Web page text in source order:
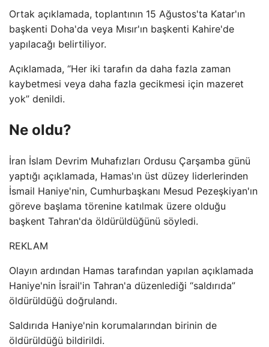
Ortak açıklamada, toplantının 15 Ağustos'ta Katar'ın
başkenti Doha'da veya Mısır'ın başkenti Kahire'de
yapılacağı belirtiliyor.
Açıklamada, “Her iki tarafın da daha fazla zaman
kaybetmesi veya daha fazla gecikmesi için mazeret
yok” denildi.
Ne oldu?
İran İslam Devrim Muhafızları Ordusu Çarşamba günü
yaptığı açıklamada, Hamas'ın üst düzey liderlerinden
İsmail Haniye'nin, Cumhurbaşkanı Mesud Pezeşkiyan'ın
göreve başlama törenine katılmak üzere olduğu
başkent Tahran'da öldürüldüğünü söyledi.
REKLAM
Olayın ardından Hamas tarafından yapılan açıklamada
Haniye'nin İsrail'in Tahran'a düzenlediği “saldırıda”
öldürüldüğü doğrulandı.
Saldırıda Haniye'nin korumalarından birinin de
öldürüldüğü bildirildi.